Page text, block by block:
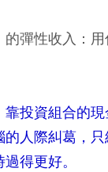
彈性收入：
投資組合的
人際糾葛，
得更好。